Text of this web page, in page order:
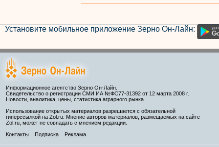
Установите мобильное приложение Зерно Он-Лайн:
Информационное агентство Зерно Он-Лайн.
Свидетельство о регистрации СМИ ИА №ФС77-31392 от 12 марта 2008 г.
Новости, аналитика, цены, статистика аграрного рынка.
Использование открытых материалов разрешается с обязательной
гиперссылкой на Zol.ru. Мнение авторов материалов, размещаемых на сайте
Zol.ru, может не совпадать с мнением редакции.
Контакты
Подписка Реклама